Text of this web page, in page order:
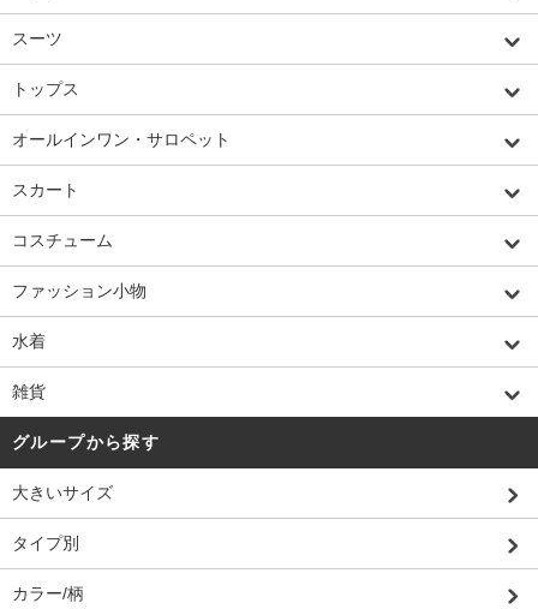
スーツ
トップス
オールインワン・サロペット
スカート
コスチューム
ファッション小物
水着
雑貨
グループから探す
大きいサイズ
タイプ別
カラー/柄